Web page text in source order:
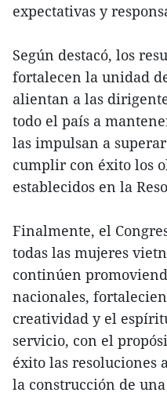
expectativas y
Según destacó, los
fortalecen la unidad
alientan a las
todo el país a
las impulsan a
cumplir con éxito los
establecidos en la
Finalmente, el
todas las mujeres
continúen
nacionales,
creatividad y el
servicio, con el
éxito las resoluciones
la construcción de